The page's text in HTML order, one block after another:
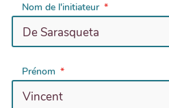
Nom de l'initiateur
Prénom